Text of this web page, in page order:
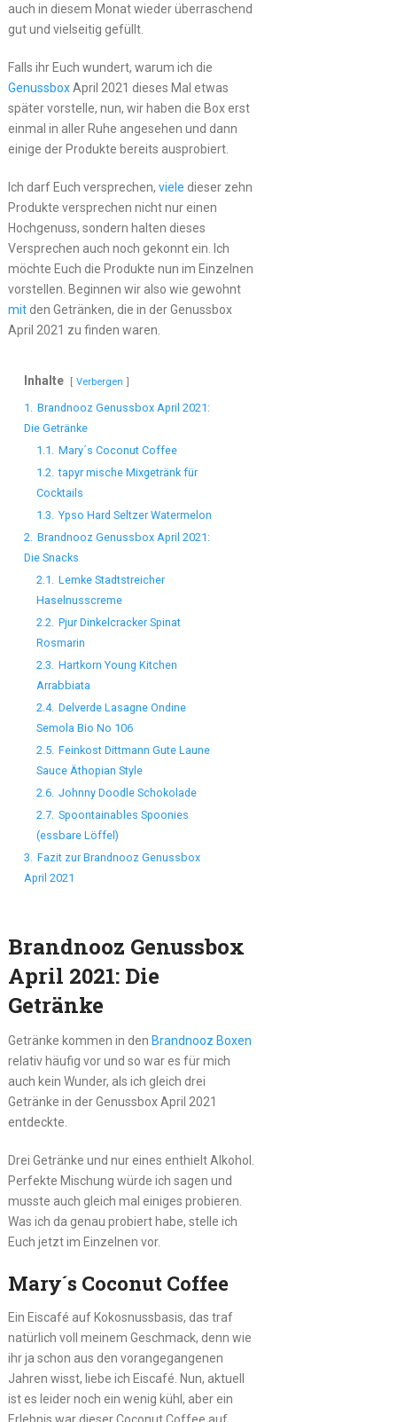
auch in diesem Monat wieder überraschend
gut und vielseitig gefüllt.
Falls ihr Euch wundert, warum ich die
GenussboxApril 2021 dieses Mal etwas
später vorstelle, nun, wir haben die Box erst
einmal in aller Ruhe angesehen und dann
einige der Produkte bereits ausprobiert.
Ich darf Euch versprechen, viele dieser zehn
Produkte versprechen nicht nur einen
Hochgenuss, sondern halten dieses
Versprechen auch noch gekonnt ein. Ich
möchte Euch die Produkte nun im Einzelnen
vorstellen. Beginnen wir also wie gewohnt
mitden Getränken, die in der Genussbox
April 2021 zu finden waren.
Inhalte Verbergen
1.
Brandnooz Genussbox April 2021:
Die Getränke
1.1.
Mary´s Coconut Coffee
1.2. tapyr mische Mixgetränk für
Cocktails
1.3. Ypso Hard Seltzer Watermelon
2. Brandnooz Genussbox April 2021:
Die Snacks
2.1.
Lemke Stadtstreicher
Haselnusscreme
2.2. Pjur Dinkelcracker Spinat
Rosmarin
2.3. Hartkorn Young Kitchen
Arrabbiata
2.4. Delverde Lasagne Ondine
Semola Bio No 106
2.5. Feinkost Dittmann Gute Laune
Sauce Äthopian Style
2.6. Johnny Doodle Schokolade
2.7. Spoontainables Spoonies
(essbare Löffel)
3. Fazit zur Brandnooz Genussbox
April 2021
Brandnooz Genussbox
April 2021: Die
Getränke
Getränke kommen in den Brandnooz Boxen
relativ häufig vor und so war es für mich
auch kein Wunder, als ich gleich drei
Getränke in der Genussbox April 2021
entdeckte.
Drei Getränke und nur eines enthielt Alkohol.
Perfekte Mischung würde ich sagen und
musste auch gleich mal einiges probieren.
Was ich da genau probiert habe, stelle ich
Euch jetzt im Einzelnen vor.
Mary´s Coconut Coffee
Ein Eiscafé auf Kokosnussbasis, das traf
natürlich voll meinem Geschmack, denn wie
ihr ja schon aus den vorangegangenen
Jahren wisst, liebe ich Eiscafé. Nun, aktuell
ist es leider noch ein wenig kühl, aber ein
Erlebnis war dieser Coconut Coffee auf